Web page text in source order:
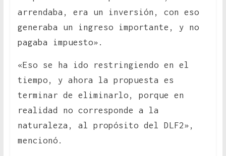
arrendaba, era un inversión, con eso
generaba un ingreso importante, y no
pagaba impuesto».
«Eso se ha ido restringiendo en el
tiempo, y ahora la propuesta es
terminar de eliminarlo, porque en
realidad no corresponde a la
naturaleza, al propósito del DLF2»,
mencionó.